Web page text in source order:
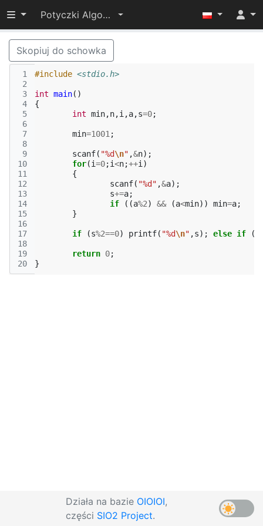
Przełącz widoczność menu
Potyczki Algorytmiczne 2015
Skopiuj do schowka
1
2
3
4
5
6
7
8
9
10
11
12
13
14
15
16
17
18
19
20
#include <stdio.h>
int main()
{
int min,n,i ,a,s=0;
min=1001 ;
scanf( "%d\n" ,&n);
for(i=0;i<n;++i )
{
scanf( "%d" ,&a);
s+=a;
if
((a%2) && (a<min)) min=a;
}
if (s%2==0) printf( "%d\n" ,s); else if (
return 0;
}
Działa na bazie OIOIOI,
części SIO2 Project.